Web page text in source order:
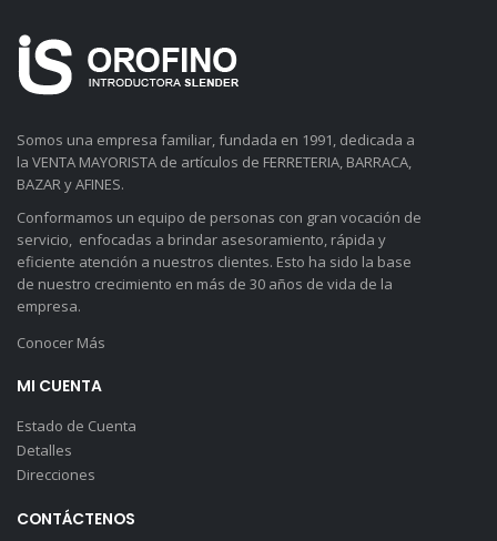
Somos una empresa familiar, fundada en 1991, dedicada a
la VENTA MAYORISTA de artículos de FERRETERIA, BARRACA,
BAZAR y AFINES.
Conformamos un equipo de personas con gran vocación de
servicio, enfocadas a brindar asesoramiento, rápida y
eficiente atención a nuestros clientes. Esto ha sido la base
de nuestro crecimiento en más de 30 años de vida de la
empresa.
Conocer Más
MI CUENTA
Estado de Cuenta
Detalles
Direcciones
CONTÁCTENOS